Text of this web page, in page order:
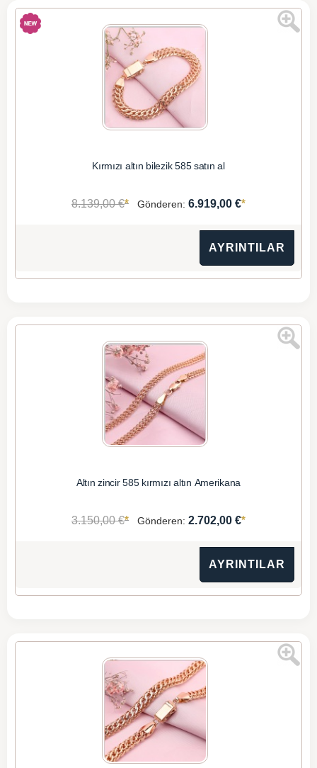
Kırmızı altın bilezik 585 satın al
8.139,00 €* Gönderen: 6.919,00 €*
AYRINTILAR
Altın zincir 585 kırmızı altın Amerikana
3.150,00 €* Gönderen: 2.702,00 €*
AYRINTILAR